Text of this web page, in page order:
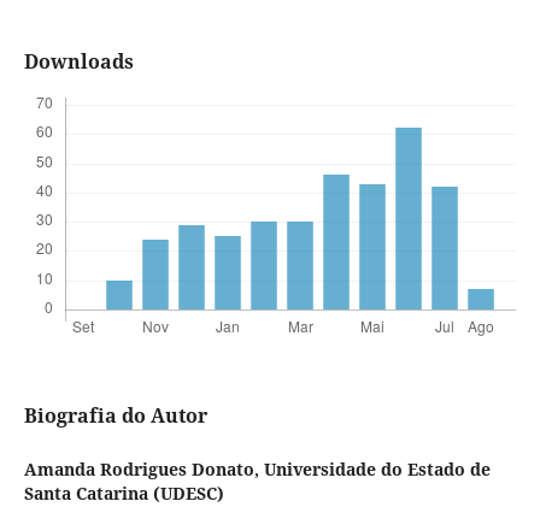
Downloads
Biografia do Autor
Amanda Rodrigues Donato, Universidade do Estado de
Santa Catarina (UDESC)